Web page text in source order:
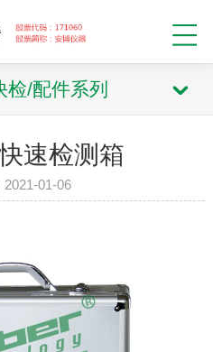
检/配件系列
速检测箱
2021-01-06